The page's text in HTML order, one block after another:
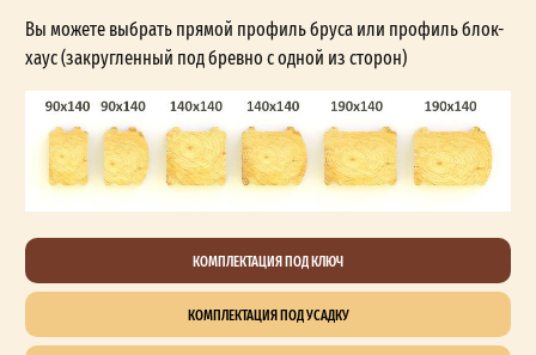
Вы можете выбрать прямой профиль бруса или профиль блок-
хаус (закругленный под бревно с одной из сторон)
КОМПЛЕКТАЦИЯ ПОД КЛЮЧ
КОМПЛЕКТАЦИЯ ПОД УСАДКУ